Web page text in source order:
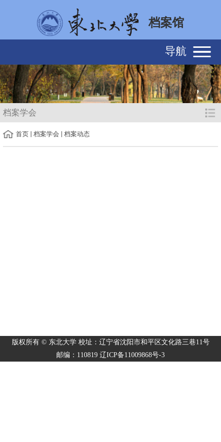
档案馆
导航
档案学会
首页 档案学会 档案动态
版权所有 © 东北大学 校址：辽宁省沈阳市和平区文化路三巷11号
邮编：110819 辽ICP备11009868号-3